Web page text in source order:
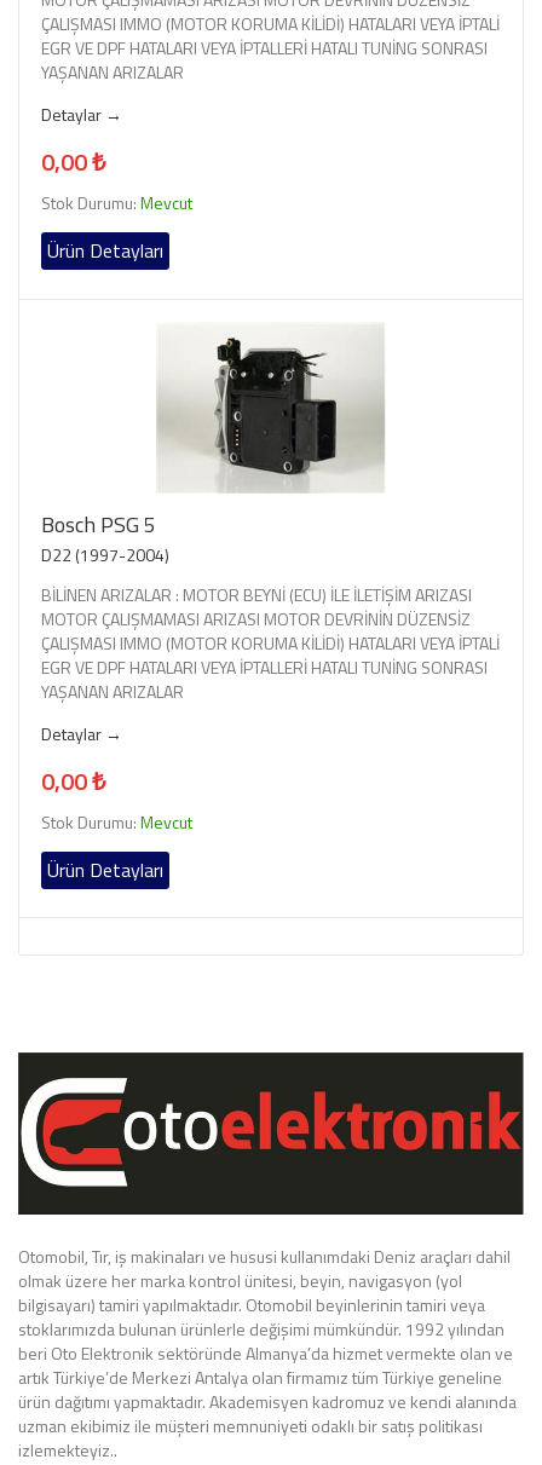
ÇALIŞMASI IMMO (MOTOR KORUMA KİLİDİ) HATALARI VEYA İPTALİ
EGR VE DPF HATALARI VEYA İPTALLERİ HATALI TUNİNG SONRASI
YAŞANAN ARIZALAR
Detaylar →
0,00 ₺
Stok Durumu:Mevcut
Ürün Detayları
Bosch PSG 5
D22 (1997-2004)
BİLİNEN ARIZALAR : MOTOR BEYNİ (ECU) İLE İLETİŞİM ARIZASI
MOTOR ÇALIŞMAMASI ARIZASI MOTOR DEVRİNİN DÜZENSİZ
ÇALIŞMASI IMMO (MOTOR KORUMA KİLİDİ) HATALARI VEYA İPTALİ
EGR VE DPF HATALARI VEYA İPTALLERİ HATALI TUNİNG SONRASI
YAŞANAN ARIZALAR
Detaylar →
0,00 ₺
Stok Durumu:Mevcut
Ürün Detayları
Otomobil, Tır, iş makinaları ve hususi kullanımdaki Deniz araçları dahil
olmak üzere her marka kontrol ünitesi, beyin, navigasyon (yol
bilgisayarı) tamiri yapılmaktadır. Otomobil beyinlerinin tamiri veya
stoklarımızda bulunan ürünlerle değişimi mümkündür. 1992 yılından
beri Oto Elektronik sektöründe Almanya’da hizmet vermekte olan ve
artık Türkiye’de Merkezi Antalya olan firmamız tüm Türkiye geneline
ürün dağıtımı yapmaktadır. Akademisyen kadromuz ve kendi alanında
uzman ekibimiz ile müşteri memnuniyeti odaklı bir satış politikası
izlemekteyiz..